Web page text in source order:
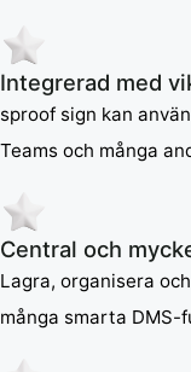
Integrerad med
sproof sign kan
Teams och många
Central och
Lagra, organisera
många smarta DMS-